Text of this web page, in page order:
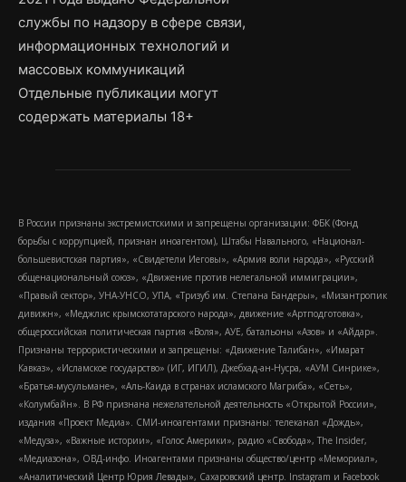
службы по надзору в сфере связи,
информационных технологий и
массовых коммуникаций
Отдельные публикации могут
содержать материалы 18+
В России признаны экстремистскими и запрещены организации: ФБК (Фонд
борьбы с коррупцией, признан иноагентом), Штабы Навального, «Национал-
большевистская партия», «Свидетели Иеговы», «Армия воли народа», «Русский
общенациональный союз», «Движение против нелегальной иммиграции»,
«Правый сектор», УНА-УНСО, УПА, «Тризуб им. Степана Бандеры», «Мизантропик
дивижн», «Меджлис крымскотатарского народа», движение «Артподготовка»,
общероссийская политическая партия «Воля», АУЕ, батальоны «Азов» и «Айдар».
Признаны террористическими и запрещены: «Движение Талибан», «Имарат
Кавказ», «Исламское государство» (ИГ, ИГИЛ), Джебхад-ан-Нусра, «АУМ Синрике»,
«Братья-мусульмане», «Аль-Каида в странах исламского Магриба», «Сеть»,
«Колумбайн». В РФ признана нежелательной деятельность «Открытой России»,
издания «Проект Медиа». СМИ-иноагентами признаны: телеканал «Дождь»,
«Медуза», «Важные истории», «Голос Америки», радио «Свобода», The Insider,
«Медиазона», ОВД-инфо. Иноагентами признаны общество/центр «Мемориал»,
«Аналитический Центр Юрия Левады», Сахаровский центр. Instagram и Facebook